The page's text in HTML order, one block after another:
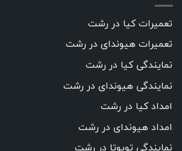
تعمیرات کیا در رشت
تعمیرات هیوندای در رشت
نمایندگی کیا در رشت
نمایندگی هیوندای در رشت
امداد کیا در رشت
امداد هیوندای در رشت
نمایندگی تویوتا در رشت